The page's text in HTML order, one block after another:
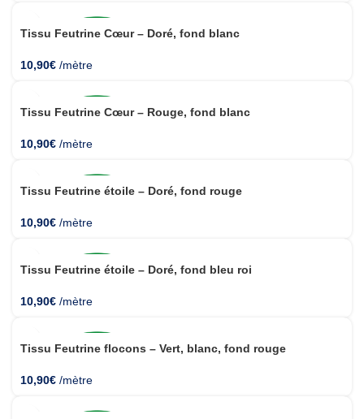
Tissu Feutrine Cœur – Doré, fond blanc
10,90€ /mètre
Tissu Feutrine Cœur – Rouge, fond blanc
10,90€ /mètre
Tissu Feutrine étoile – Doré, fond rouge
10,90€ /mètre
Tissu Feutrine étoile – Doré, fond bleu roi
10,90€ /mètre
Tissu Feutrine flocons – Vert, blanc, fond rouge
10,90€ /mètre